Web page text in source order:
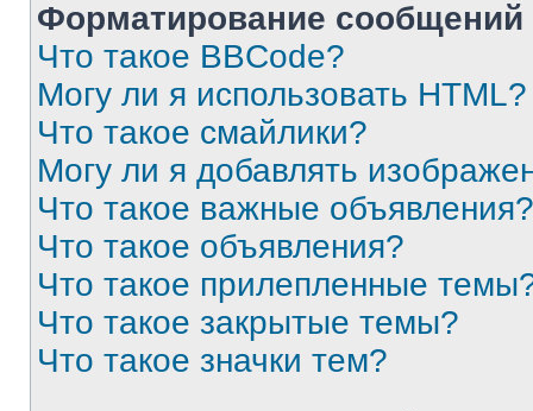
Форматирование
Что такое BBCode?
Могу ли я использовать HTML?
Что такое смайлики?
Могу ли я добавлять
Что такое важные объявления?
Что такое объявления?
Что такое прилепленные
Что такое закрытые темы?
Что такое значки тем?